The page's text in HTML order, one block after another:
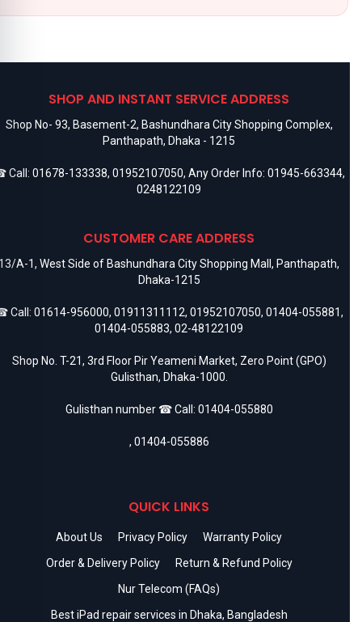
SHOP AND INSTANT SERVICE ADDRESS
Shop No- 93, Basement-2, Bashundhara City Shopping Complex,
Panthapath, Dhaka - 1215
Call: 01678-133338, 01952107050, Any Order Info: 01945-663344,
0248122109
CUSTOMER CARE ADDRESS
A-1, West Side of Bashundhara City Shopping Mall, Panthapath,
Dhaka-1215
Call: 01614-956000, 01911311112, 01952107050, 01404-055881,
01404-055883, 02-48122109
Shop No. T-21, 3rd Floor Pir Yeameni Market, Zero Point (GPO)
Gulisthan, Dhaka-1000.
Gulisthan number ☎ Call: 01404-055880
, 01404-055886
QUICK LINKS
About Us Privacy Policy
Warranty Policy
Order & Delivery Policy
Return & Refund Policy
Nur Telecom (FAQs)
Best iPad repair services in Dhaka, Bangladesh